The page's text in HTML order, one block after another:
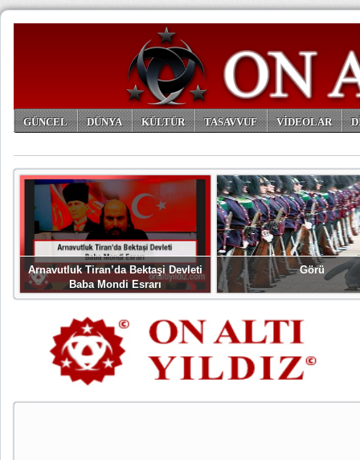
GÜNCEL DÜNYA KÜLTÜR TASAVVUF VİDEOLAR
Arnavutluk Tiran’da Bektaşi Devleti
Baba Mondi Esrarı
Görü